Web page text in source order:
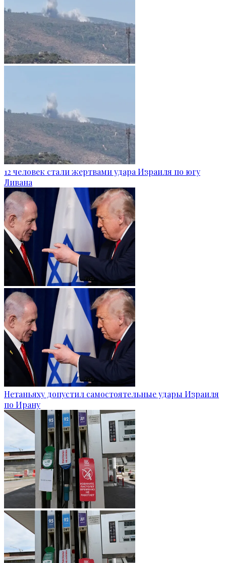
12 человек стали жертвами удара Израиля по югу
Ливана
Нетаньяху допустил самостоятельные удары Израиля
по Ирану